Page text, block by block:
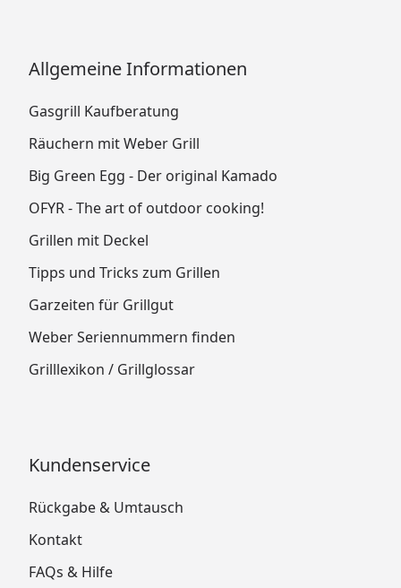
Allgemeine Informationen
Gasgrill Kaufberatung
Räuchern mit Weber Grill
Big Green Egg - Der original Kamado
OFYR - The art of outdoor cooking!
Grillen mit Deckel
Tipps und Tricks zum Grillen
Garzeiten für Grillgut
Weber Seriennummern finden
Grilllexikon / Grillglossar
Kundenservice
Rückgabe & Umtausch
Kontakt
FAQs & Hilfe